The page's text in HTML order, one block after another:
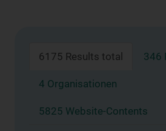
6175 Results total 346
4 Organisationen
5825 Website-Contents